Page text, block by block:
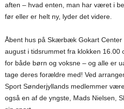
aften – hvad enten, man har været i
før eller er helt ny, lyder det videre.
Åbent hus på Skærbæk Gokart Center
august i tidsrummet fra klokken 16.00
for både børn og voksne – og alle er
tage deres forældre med! Ved
Sport Sønderjyllands medlemmer
også en af de yngste, Mads Nielsen,